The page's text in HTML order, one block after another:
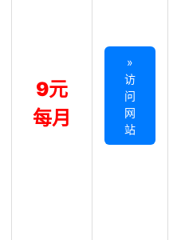
9元
每月
»
访
问
网
站